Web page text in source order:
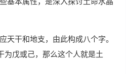
天干和地支，由此构成八个字。
为戊或己，那么这个人就是土